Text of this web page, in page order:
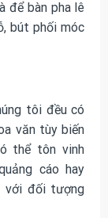
để bàn pha lê
bút phối móc
tôi đều có
văn tùy biến
thể tôn vinh
cáo hay
với đối tượng